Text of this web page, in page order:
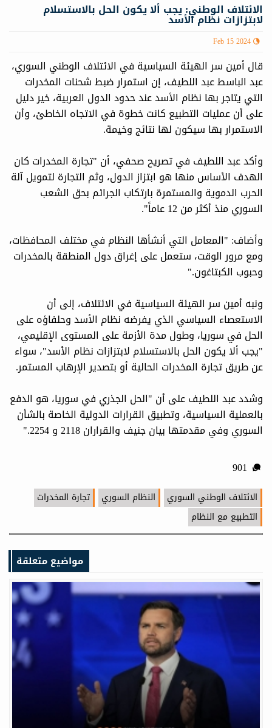
الائتلاف الوطني: يجب ألا يكون الحل بالاستسلام
لابتزازات نظام الأسد
Feb 15 2024
قال أمين سر الهيئة السياسية في الائتلاف الوطني السوري،
عبد الباسط عبد اللطيف، إن استمرار ضبط شحنات المخدرات
التي يتاجر بها نظام الأسد عند حدود الدول العربية، خير دليل
على أن عمليات التطبيع كانت خطوة في الاتجاه الخاطئ، وأن
الاستمرار بها سيكون لها نتائج وخيمة.
وأكد عبد اللطيف في تصريح صحفي، أن "تجارة المخدرات كان
الهدف الأساس منها هو ابتزاز الدول، وثم التجارة لتمويل آلة
الحرب الدموية والمستمرة بارتكاب الجرائم بحق الشعب
السوري منذ أكثر من 12 عاماً".
وأضاف: "المعامل التي أنشأها النظام في مختلف المحافظات،
ومع مرور الوقت، ستعمل على إغراق دول المنطقة بالمخدرات
وحبوب الكبتاغون."
ونبه أمين سر الهيئة السياسية في الائتلاف، إلى أن
الاستعصاء السياسي الذي يفرضه نظام الأسد وحلفاؤه على
الحل في سوريا، وطول مدة الأزمة على المستوى الإقليمي،
"يجب ألا يكون الحل بالاستسلام لابتزازات نظام الأسد"، سواء
عن طريق تجارة المخدرات الحالية أو بتصدير الإرهاب المستمر.
وشدد عبد اللطيف على أن "الحل الجذري في سوريا، هو الدفع
بالعملية السياسية، وتطبيق القرارات الدولية الخاصة بالشأن
السوري وفي مقدمتها بيان جنيف والقراران 2118 و 2254."
الائتلاف الوطني السوري النظام السوري
تجارة المخدرات
التطبيع مع النظام
مواضيع متعلقة